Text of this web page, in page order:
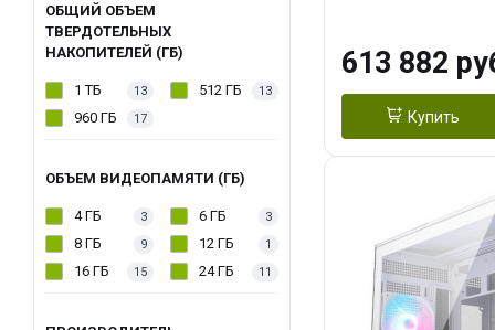
ОБЩИЙ ОБЪЕМ
ТВЕРДОТЕЛЬНЫХ
НАКОПИТЕЛЕЙ (ГБ)
1 ТБ 13 512 ГБ 13
960 ГБ 17
ОБЪЕМ ВИДЕОПАМЯТИ (ГБ)
4 ГБ 3 6 ГБ 3
8 ГБ 9 12 ГБ 1
16 ГБ 15 24 ГБ 11
Turbo/ 960 ГБ
613 882
Купить